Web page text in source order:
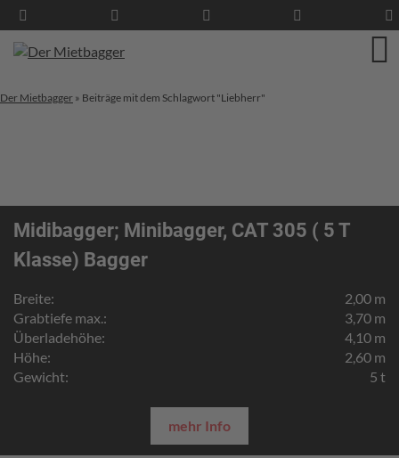
Der Mietbagger » Beiträge mit dem Schlagwort "Liebherr"
Midibagger; Minibagger, CAT 305 ( 5 T
Klasse) Bagger
Breite:
2,00 m
Grabtiefe max.:
3,70 m
Überladehöhe:
4,10 m
Höhe:
2,60 m
Gewicht:
5 t
mehr Info